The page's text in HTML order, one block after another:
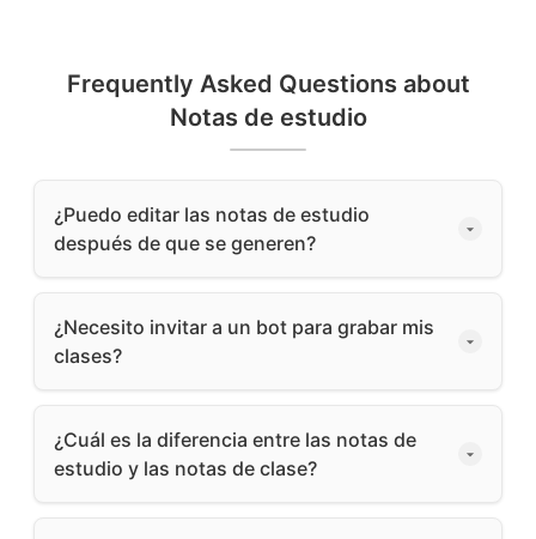
Frequently Asked Questions about
Notas de estudio
¿Puedo editar las notas de estudio
después de que se generen?
¿Necesito invitar a un bot para grabar mis
clases?
¿Cuál es la diferencia entre las notas de
estudio y las notas de clase?